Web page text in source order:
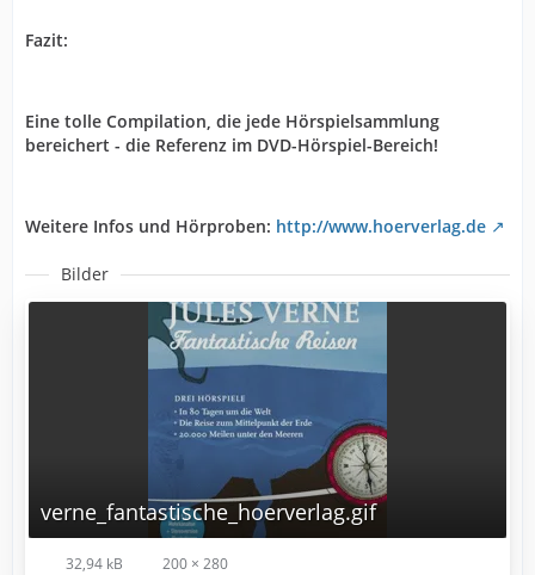
Fazit:
Eine tolle Compilation, die jede Hörspielsammlung
bereichert - die Referenz im DVD-Hörspiel-Bereich!
Weitere Infos und Hörproben: http://www.hoerverlag.de
Bilder
verne_fantastische_hoerverlag.gif
32,94 kB 200 × 280